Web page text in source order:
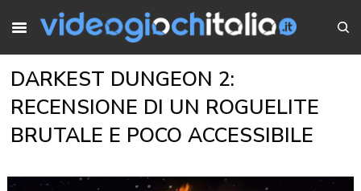
DARKEST DUNGEON 2:
RECENSIONE DI UN ROGUELITE
BRUTALE E POCO ACCESSIBILE